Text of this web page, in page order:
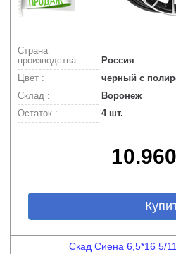
Страна
производства :
Россия
Цвет :
черный с
Склад :
Воронеж
Остаток :
4 шт.
Скад Сиена 6,5*16 5/